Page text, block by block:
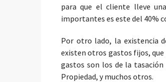
para que el cliente lleve
importantes es este del 40%
Por otro lado, la existencia
existen otros gastos fijos,
gastos son los de la
Propiedad, y muchos otros.